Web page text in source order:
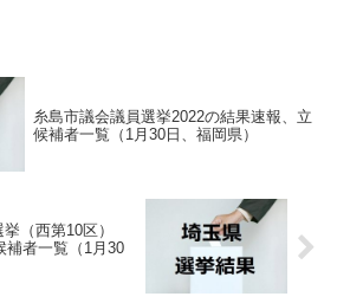
糸島市議会議員選挙2022の結果速報、立
候補者一覧（1月30日、福岡県）
（西第10区）
補者一覧（1月30